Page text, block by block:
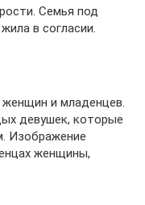
Семья под
в согласии.
и младенцев.
девушек, которые
Изображение
женщины,